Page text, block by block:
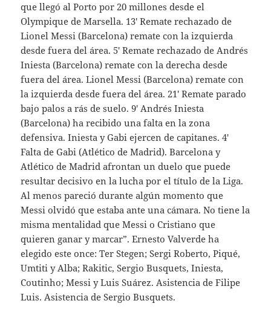
que llegó al Porto por 20 millones desde el
Olympique de Marsella. 13′ Remate rechazado de
Lionel Messi (Barcelona) remate con la izquierda
desde fuera del área. 5′ Remate rechazado de Andrés
Iniesta (Barcelona) remate con la derecha desde
fuera del área. Lionel Messi (Barcelona) remate con
la izquierda desde fuera del área. 21′ Remate parado
bajo palos a rás de suelo. 9′ Andrés Iniesta
(Barcelona) ha recibido una falta en la zona
defensiva. Iniesta y Gabi ejercen de capitanes. 4′
Falta de Gabi (Atlético de Madrid). Barcelona y
Atlético de Madrid afrontan un duelo que puede
resultar decisivo en la lucha por el título de la Liga.
Al menos pareció durante algún momento que
Messi olvidó que estaba ante una cámara. No tiene la
misma mentalidad que Messi o Cristiano que
quieren ganar y marcar”. Ernesto Valverde ha
elegido este once: Ter Stegen; Sergi Roberto, Piqué,
Umtiti y Alba; Rakitic, Sergio Busquets, Iniesta,
Coutinho; Messi y Luis Suárez. Asistencia de Filipe
Luis. Asistencia de Sergio Busquets.